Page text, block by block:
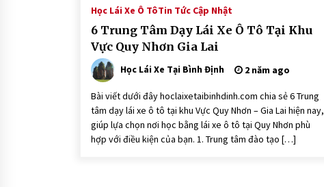
11 tháng ago
Học Lái Xe Ô TôTin Tức Cập Nhật
6 Trung Tâm Dạy Lái Xe Ô Tô Tại Khu
Vực Quy Nhơn Gia Lai
Học Lái Xe Tại Bình Định 2 năm ago
Bài viết dưới đây hoclaixetaibinhdinh.com chia sẻ 6 Trung
tâm dạy lái xe ô tô tại khu Vực Quy Nhơn – Gia Lai hiện nay,
giúp lựa chọn nơi học bằng lái xe ô tô tại Quy Nhơn phù
hợp với điều kiện của bạn. 1. Trung tâm đào tạo […]